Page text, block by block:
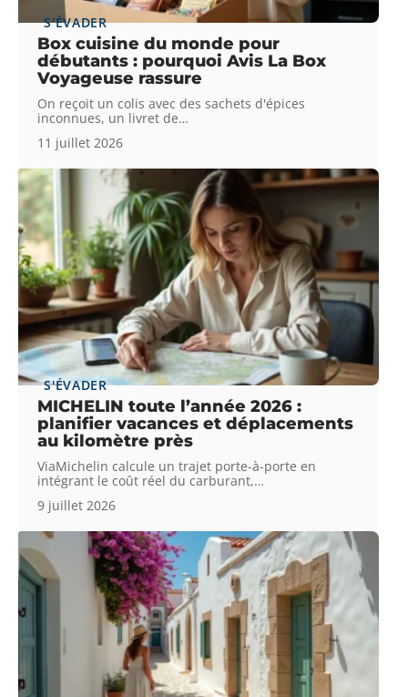
S'ÉVADER
Box cuisine du monde pour
débutants : pourquoi Avis La Box
Voyageuse rassure
On reçoit un colis avec des sachets d'épices
inconnues, un livret de…
11 juillet 2026
S'ÉVADER
MICHELIN toute l’année 2026 :
planifier vacances et déplacements
au kilomètre près
ViaMichelin calcule un trajet porte-à-porte en
intégrant le coût réel du carburant,…
9 juillet 2026